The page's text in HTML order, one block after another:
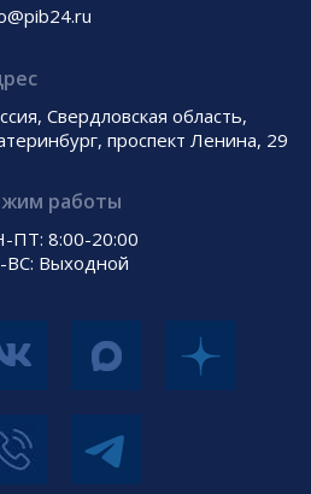
Свердловская область,
проспект Ленина, 29
работы
ПТ: 8:00-20:00
ВС: Выходной